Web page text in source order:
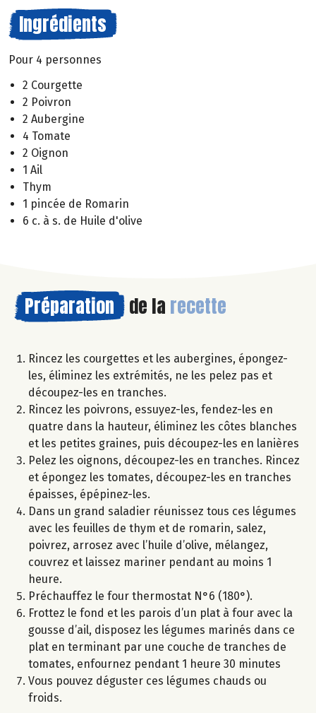
Ingrédients
Pour 4 personnes
2 Courgette
2 Poivron
2 Aubergine
4 Tomate
2 Oignon
1 Ail
Thym
1 pincée de Romarin
6 c. à s. de Huile d'olive
Préparation de la recette
Rincez les courgettes et les aubergines, épongez-
les, éliminez les extrémités, ne les pelez pas et
découpez-les en tranches.
Rincez les poivrons, essuyez-les, fendez-les en
quatre dans la hauteur, éliminez les côtes blanches
et les petites graines, puis découpez-les en lanières
Pelez les oignons, découpez-les en tranches. Rincez
et épongez les tomates, découpez-les en tranches
épaisses, épépinez-les.
Dans un grand saladier réunissez tous ces légumes
avec les feuilles de thym et de romarin, salez,
poivrez, arrosez avec l’huile d’olive, mélangez,
couvrez et laissez mariner pendant au moins 1
heure.
Préchauffez le four thermostat N°6 (180°).
Frottez le fond et les parois d’un plat à four avec la
gousse d’ail, disposez les légumes marinés dans ce
plat en terminant par une couche de tranches de
tomates, enfournez pendant 1 heure 30 minutes
Vous pouvez déguster ces légumes chauds ou
froids.